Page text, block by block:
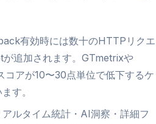
有効時には数十のHTTPリクエ
追加されます。GTmetrixや
アが10〜30点単位で低下するケ
す。
アルタイム統計・AI洞察・詳細フ